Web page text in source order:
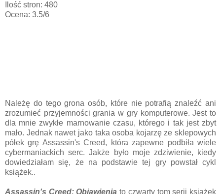
Ilość stron: 480
Ocena: 3.5/6
Należę do tego grona osób, które nie potrafią znaleźć ani
zrozumieć przyjemności grania w gry komputerowe. Jest to
dla mnie zwykłe marnowanie czasu, którego i tak jest zbyt
mało. Jednak nawet jako taka osoba kojarzę ze sklepowych
półek grę Assassin's Creed, która zapewne podbiła wiele
cybermaniackich serc. Jakże było moje zdziwienie, kiedy
dowiedziałam się, że na podstawie tej gry powstał cykl
książek..
Assassin's Creed: Objawienia to czwarty tom serii książek